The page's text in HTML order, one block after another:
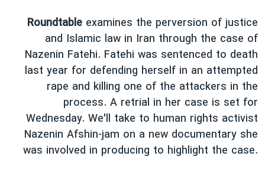
گالری عکس
آرشیو پخش زنده
اعتراضات زن، زندگی، آزادی
مجموعه مستندهای دادخواهی
تریبونال مردمی آبان ۹۸
دادگاه حمید نوری
چهل سال گروگان‌گیری
قانون شفافیت دارائی کادر رهبری ایران
اعتراضات مردمی آبان ۹۸
Roundtable examines the perversion of justice
and Islamic law in Iran through the case of
Nazenin Fatehi. Fatehi was sentenced to death
last year for defending herself in an attempted
rape and killing one of the attackers in the
process. A retrial in her case is set for
Wednesday. We'll take to human rights activist
Nazenin Afshin-jam on a new documentary she
was involved in producing to highlight the case.